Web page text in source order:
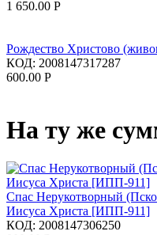
1 650.00 Р
Рождество Христово
КОД: 2008147317287
600.00 Р
На ту же
Спас Нерукотворный
Иисуса Христа [ИПП-911]
КОД: 2008147306250